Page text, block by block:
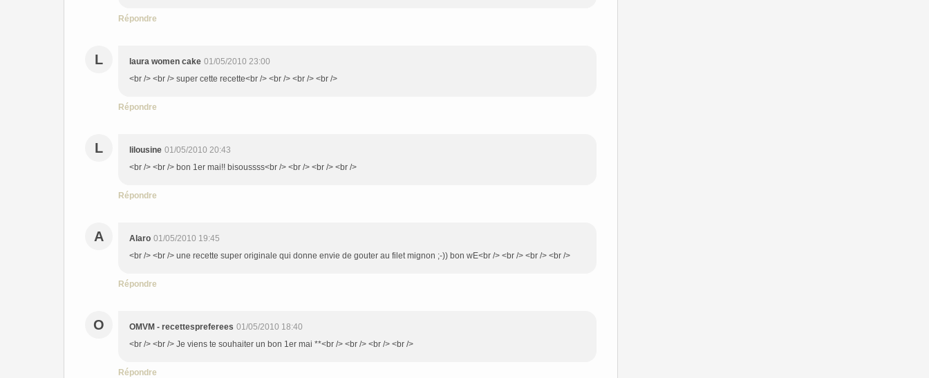
Répondre
L laura women cake 01/05/2010 23:00
<br /> <br /> super cette recette<br /> <br /> <br /> <br />
Répondre
L lilousine 01/05/2010 20:43
<br /> <br /> bon 1er mai!! bisoussss<br /> <br /> <br /> <br />
Répondre
A Alaro 01/05/2010 19:45
<br /> <br /> une recette super originale qui donne envie de gouter au filet mignon ;-)) bon wE<br /> <br /> <br /> <br />
Répondre
O OMVM - recettespreferees 01/05/2010 18:40
<br /> <br /> Je viens te souhaiter un bon 1er mai **<br /> <br /> <br /> <br />
Répondre